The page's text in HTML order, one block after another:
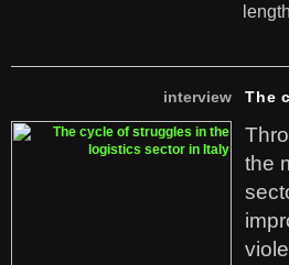
interview The
the